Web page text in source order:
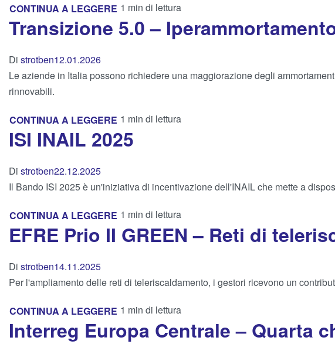
CONTINUA A LEGGERE 1 min di lettura
Transizione 5.0 –
Di strotben12.01.2026
Le aziende in Italia possono richiedere una maggiorazione degli
rinnovabili.
CONTINUA A LEGGERE 1 min di lettura
ISI INAIL 2025
Di strotben22.12.2025
Il Bando ISI 2025 è un'iniziativa di incentivazione dell'INAIL che mette a
CONTINUA A LEGGERE 1 min di lettura
EFRE Prio II GREEN – Reti di
Di strotben14.11.2025
Per l'ampliamento delle reti di teleriscaldamento, i gestori ricevono un
CONTINUA A LEGGERE 1 min di lettura
Interreg Europa Centrale – Quarta